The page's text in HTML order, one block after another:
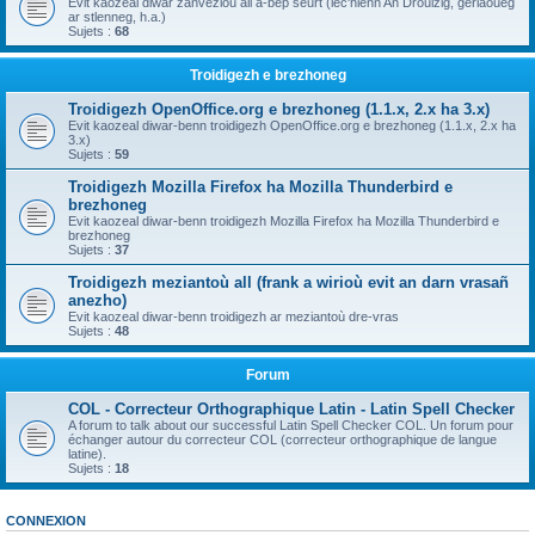
ar stlenneg, h.a.)
Sujets : 68
Troidigezh e brezhoneg
Troidigezh OpenOffice.org e brezhoneg (1.1.x, 2.x ha 3.x)
Evit kaozeal diwar-benn troidigezh OpenOffice.org e brezhoneg (1.1.x, 2.x ha
3.x)
Sujets : 59
Troidigezh Mozilla Firefox ha Mozilla Thunderbird e
brezhoneg
Evit kaozeal diwar-benn troidigezh Mozilla Firefox ha Mozilla Thunderbird e
brezhoneg
Sujets : 37
Troidigezh meziantoù all (frank a wirioù evit an darn vrasañ
anezho)
Evit kaozeal diwar-benn troidigezh ar meziantoù dre-vras
Sujets : 48
Forum
COL - Correcteur Orthographique Latin - Latin Spell Checker
A forum to talk about our successful Latin Spell Checker COL. Un forum pour
échanger autour du correcteur COL (correcteur orthographique de langue
latine).
Sujets : 18
CONNEXION